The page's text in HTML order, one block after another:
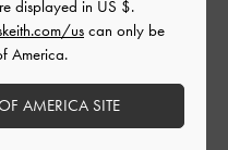
書く
displayed in US $.
uscan only be
America.
AMERICA SITE